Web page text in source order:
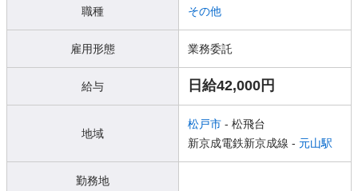
職種 その他
雇用形態 業務委託
給与 日給42,000円
地域
松戸市 - 松飛台
新京成電鉄新京成線 - 元山駅
勤務地